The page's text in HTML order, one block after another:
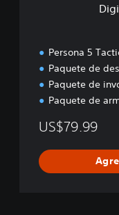
Persona 5
Paquete de
Paquete de
Paquete de
US$79.99